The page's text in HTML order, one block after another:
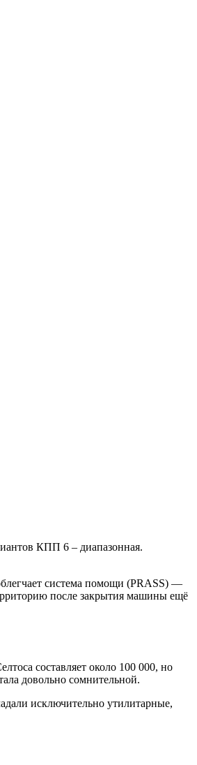
КПП 6 – диапазонная.
система помощи (PRASS) —
после закрытия машины ещё
составляет около 100 000, но
довольно сомнительной.
исключительно утилитарные,